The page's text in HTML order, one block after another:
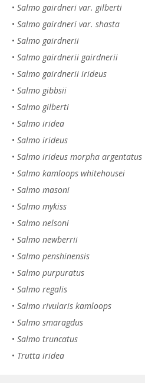
• Salmo gairdneri var. gilberti
• Salmo gairdneri var. shasta
• Salmo gairdnerii
• Salmo gairdnerii gairdnerii
• Salmo gairdnerii irideus
• Salmo gibbsii
• Salmo gilberti
• Salmo iridea
• Salmo irideus
• Salmo irideus morpha argentatus
• Salmo kamloops whitehousei
• Salmo masoni
• Salmo mykiss
• Salmo nelsoni
• Salmo newberrii
• Salmo penshinensis
• Salmo purpuratus
• Salmo regalis
• Salmo rivularis kamloops
• Salmo smaragdus
• Salmo truncatus
• Trutta iridea